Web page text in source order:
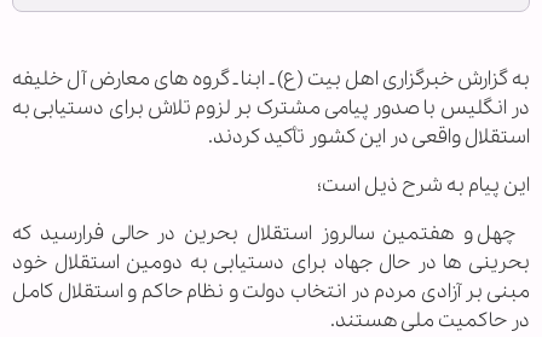
به گزارش خبرگزاری اهل بیت (ع) ـ ابنا ـ گروه های معارض آل خلیفه
در انگلیس با صدور پیامی مشترک بر لزوم تلاش برای دستیابی به
استقلال واقعی در این کشور تأکید کردند.
این پیام به شرح ذیل است؛
چهل و هفتمین سالروز استقلال بحرین در حالی فرارسید که
بحرینی ها در حال جهاد برای دستیابی به دومین استقلال خود
مبنی بر آزادی مردم در انتخاب دولت و نظام حاکم و استقلال کامل
در حاکمیت ملی هستند.